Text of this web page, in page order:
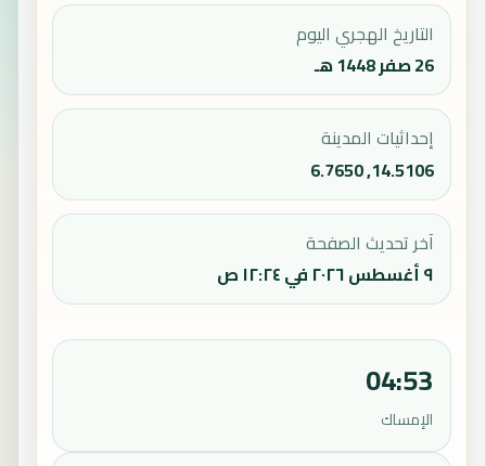
التاريخ الهجري اليوم
26 صفر 1448 هـ
إحداثيات المدينة
14.5106, 6.7650
آخر تحديث الصفحة
٩ أغسطس ٢٠٢٦ في ١٢:٢٤ ص
04:53
الإمساك